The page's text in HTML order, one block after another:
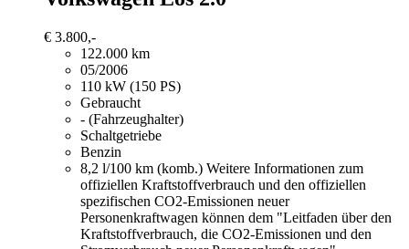
€ 3.800,-
122.000 km
05/2006
110 kW (150 PS)
Gebraucht
- (Fahrzeughalter)
Schaltgetriebe
Benzin
8,2 l/100 km (komb.) Weitere Informationen zum
offiziellen Kraftstoffverbrauch und den offiziellen
spezifischen CO2-Emissionen neuer
Personenkraftwagen können dem "Leitfaden über den
Kraftstoffverbrauch, die CO2-Emissionen und den